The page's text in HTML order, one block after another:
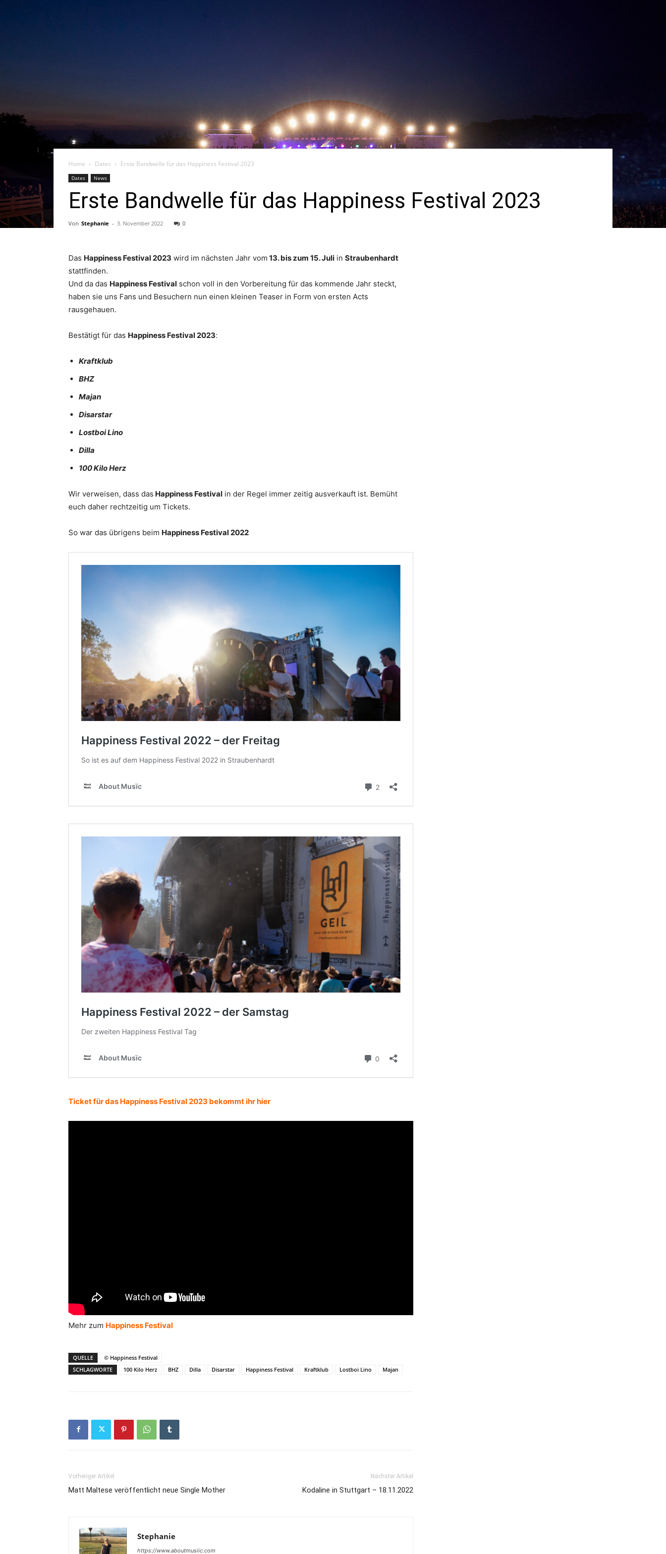
Home Dates Erste Bandwelle für das Happiness Festival 2023
Dates News
Erste Bandwelle für das Happiness Festival 2023
Von Stephanie - 3. November 2022 0
Das Happiness Festival 2023 wird im nächsten Jahr vom 13. bis zum 15. Juli in Straubenhardt
stattfinden.
Und da das Happiness Festival schon voll in den Vorbereitung für das kommende Jahr steckt,
haben sie uns Fans und Besuchern nun einen kleinen Teaser in Form von ersten Acts
rausgehauen.
Bestätigt für das Happiness Festival 2023:
Kraftklub
BHZ
Majan
Disarstar
Lostboi Lino
Dilla
100 Kilo Herz
Wir verweisen, dass das Happiness Festival in der Regel immer zeitig ausverkauft ist. Bemüht
euch daher rechtzeitig um Tickets.
So war das übrigens beim Happiness Festival 2022
Ticket für das Happiness Festival 2023 bekommt ihr hier
Mehr zum Happiness Festival
QUELLE
© Happiness Festival
SCHLAGWORTE
100 Kilo Herz BHZ Dilla Disarstar Happiness Festival Kraftklub Lostboi Lino Majan
Vorheriger Artikel
Matt Maltese veröffentlicht neue Single Mother
Nächster Artikel
Kodaline in Stuttgart – 18.11.2022
Stephanie
https://www.aboutmusiic.com